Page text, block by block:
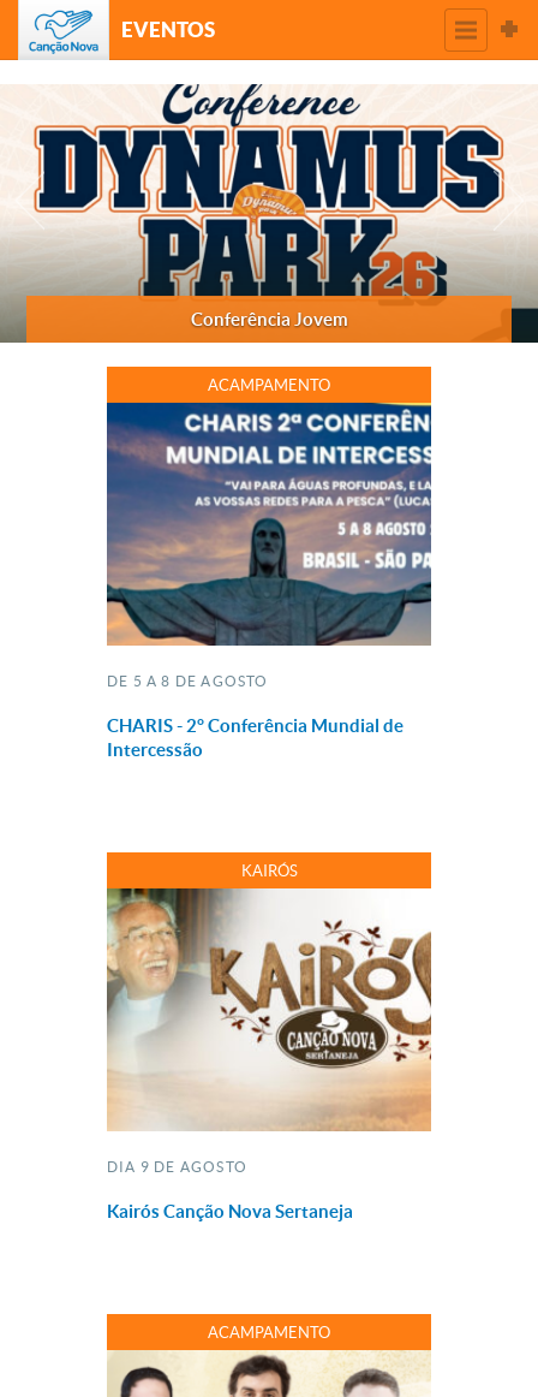
EVENTOS
Conferência Jovem
ACAMPAMENTO
DE 5 A 8 DE AGOSTO
CHARIS - 2° Conferência Mundial de
Intercessão
KAIRÓS
DIA 9 DE AGOSTO
Kairós Canção Nova Sertaneja
ACAMPAMENTO